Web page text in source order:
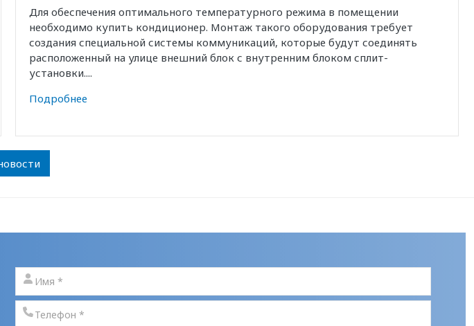
Для обеспечения оптимального температурного режима в помещении
необходимо купить кондиционер. Монтаж такого оборудования требует
создания специальной системы коммуникаций, которые будут соединять
расположенный на улице внешний блок с внутренним блоком сплит-
установки....
Подробнее